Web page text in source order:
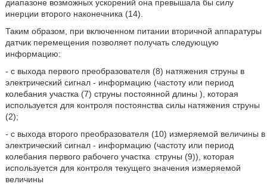
диапазоне возможных ускорений она превышала бы силу
инерции второго наконечника (14).
Таким образом, при включенном питании вторичной аппаратуры
датчик перемещения позволяет получать следующую
информацию:
- с выхода первого преобразователя (8) натяжения струны в
электрический сигнал - информацию (частоту или период
колебания участка (7) струны постоянной длины ), которая
используется для контроля постоянства силы натяжения струны
(2);
- с выхода второго преобразователя (10) измеряемой величины в
электрический сигнал - информацию (частоту или период
колебания первого рабочего участка струны (9)), которая
используется для контроля текущего значения измеряемой
величины